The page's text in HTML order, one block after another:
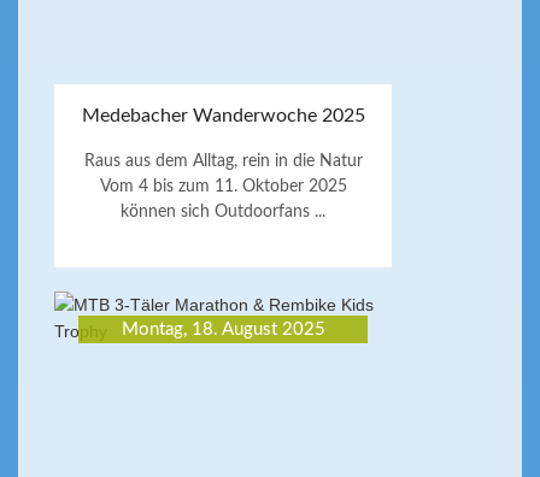
Medebacher Wanderwoche 2025
Raus aus dem Alltag, rein in die Natur
Vom 4 bis zum 11. Oktober 2025
können sich Outdoorfans ...
Montag, 18. August 2025